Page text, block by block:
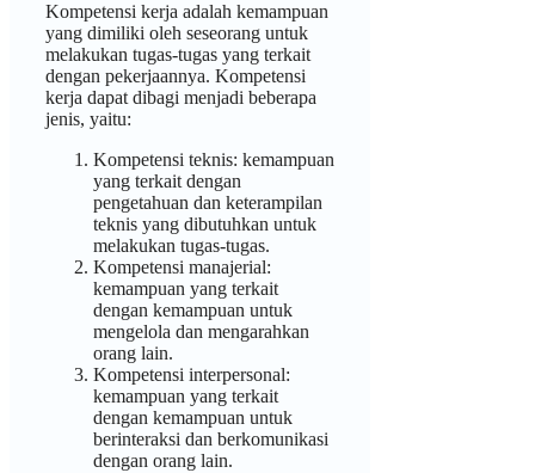
Kompetensi kerja adalah kemampuan
yang dimiliki oleh seseorang untuk
melakukan tugas-tugas yang terkait
dengan pekerjaannya. Kompetensi
kerja dapat dibagi menjadi beberapa
jenis, yaitu:
Kompetensi teknis: kemampuan
yang terkait dengan
pengetahuan dan keterampilan
teknis yang dibutuhkan untuk
melakukan tugas-tugas.
Kompetensi manajerial:
kemampuan yang terkait
dengan kemampuan untuk
mengelola dan mengarahkan
orang lain.
Kompetensi interpersonal:
kemampuan yang terkait
dengan kemampuan untuk
berinteraksi dan berkomunikasi
dengan orang lain.